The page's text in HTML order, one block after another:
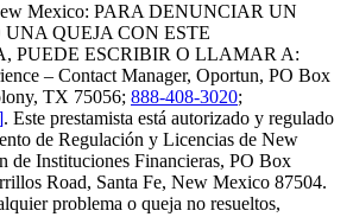
Mexico: PARA DENUNCIAR UN
QUEJA CON ESTE
PUEDE ESCRIBIR O LLAMAR A:
– Contact Manager, Oportun, PO Box
TX 75056; 888-408-3020;
. Este prestamista está autorizado y regulado
de Regulación y Licencias de New
de Instituciones Financieras, PO Box
Road, Santa Fe, New Mexico 87504.
problema o queja no resueltos,